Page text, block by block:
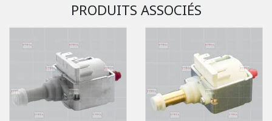
PRODUITS ASSOCIÉS